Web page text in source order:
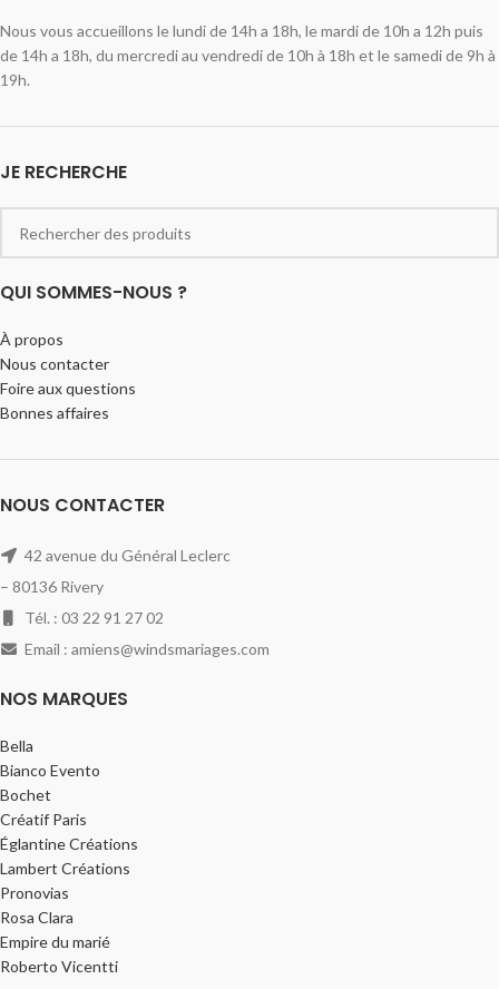
Nous vous accueillons le lundi de 14h a 18h, le mardi de 10h a 12h puis
de 14h a 18h, du mercredi au vendredi de 10h à 18h et le samedi de 9h à
19h.
JE RECHERCHE
QUI SOMMES-NOUS ?
À propos
Nous contacter
Foire aux questions
Bonnes affaires
NOUS CONTACTER
42 avenue du Général Leclerc
– 80136 Rivery
Tél. : 03 22 91 27 02
Email : amiens@windsmariages.com
NOS MARQUES
Bella
Bianco Evento
Bochet
Créatif Paris
Églantine Créations
Lambert Créations
Pronovias
Rosa Clara
Empire du marié
Roberto Vicentti